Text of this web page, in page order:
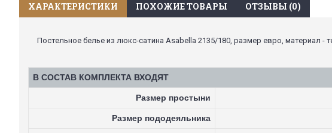
ХАРАКТЕРИСТИКИ ПОХОЖИЕ ТОВАРЫ ОТЗЫВЫ (0)
Постельное белье из люкс-сатина Asabella 2135/180, размер евро, материал -
В СОСТАВ КОМПЛЕКТА ВХОДЯТ
Размер простыни
Размер пододеяльника